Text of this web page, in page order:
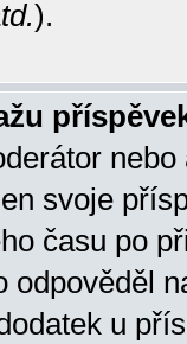
).
svoje
času po
odpověděl
u